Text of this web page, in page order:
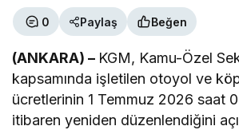
0 Paylaş Beğen
(ANKARA) – KGM, Kamu-Özel
kapsamında işletilen otoyol ve
ücretlerinin 1 Temmuz 2026 saat
itibaren yeniden düzenlendiğini